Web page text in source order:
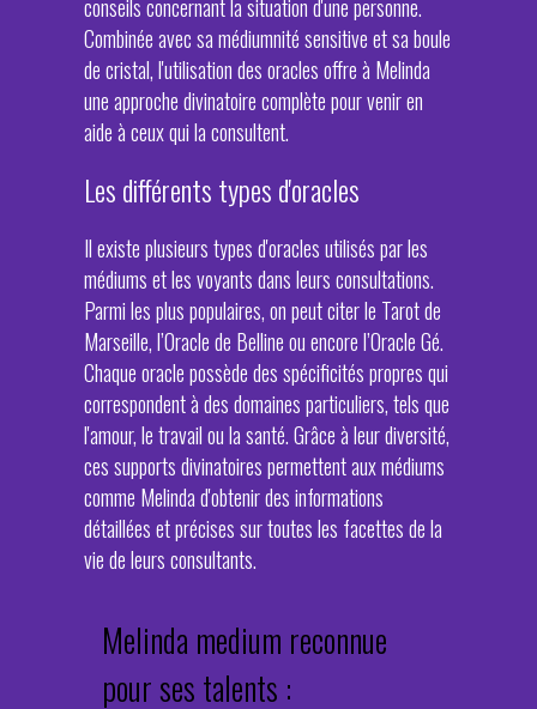
conseils concernant la situation d'une personne.
Combinée avec sa médiumnité sensitive et sa boule
de cristal, l'utilisation des oracles offre à Melinda
une approche divinatoire complète pour venir en
aide à ceux qui la consultent.
Les différents types d'oracles
Il existe plusieurs types d'oracles utilisés par les
médiums et les voyants dans leurs consultations.
Parmi les plus populaires, on peut citer le Tarot de
Marseille, l’Oracle de Belline ou encore l’Oracle Gé.
Chaque oracle possède des spécificités propres qui
correspondent à des domaines particuliers, tels que
l'amour, le travail ou la santé. Grâce à leur diversité,
ces supports divinatoires permettent aux médiums
comme Melinda d'obtenir des informations
détaillées et précises sur toutes les facettes de la
vie de leurs consultants.
Melinda medium reconnue
pour ses talents :